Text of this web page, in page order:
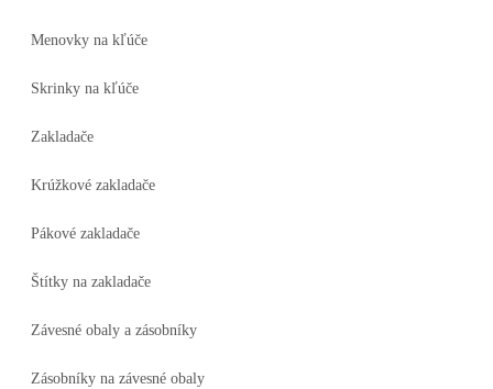
Menovky na kľúče
Skrinky na kľúče
Zakladače
Krúžkové zakladače
Pákové zakladače
Štítky na zakladače
Závesné obaly a zásobníky
Zásobníky na závesné obaly